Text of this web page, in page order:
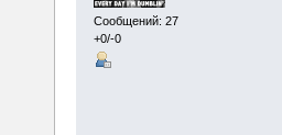
Сообщений: 27
+0/-0